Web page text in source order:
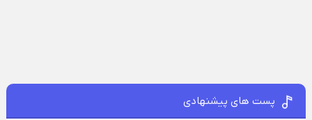
پست های پیشنهادی